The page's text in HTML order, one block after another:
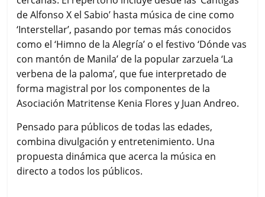
de Alfonso X el Sabio’ hasta música de cine como
‘Interstellar’, pasando por temas más conocidos
como el ‘Himno de la Alegría’ o el festivo ‘Dónde vas
con mantón de Manila’ de la popular zarzuela ‘La
verbena de la paloma’, que fue interpretado de
forma magistral por los componentes de la
Asociación Matritense Kenia Flores y Juan Andreo.
Pensado para públicos de todas las edades,
combina divulgación y entretenimiento. Una
propuesta dinámica que acerca la música en
directo a todos los públicos.